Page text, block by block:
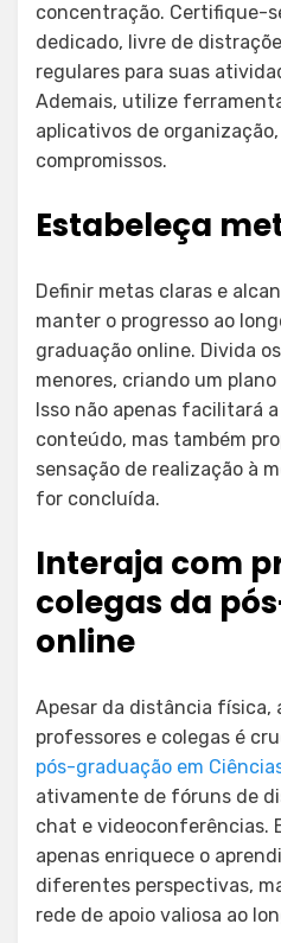
concentração. Certifique-
dedicado, livre de
regulares para suas
Ademais, utilize
aplicativos de
compromissos.
Estabeleça
Definir metas claras e
manter o progresso ao
graduação online. Divida
menores, criando um
Isso não apenas facilitará
conteúdo, mas também
sensação de realização à
for concluída.
Interaja com
colegas da
online
Apesar da distância física,
professores e colegas é
pós-graduação em
ativamente de fóruns de
chat e videoconferências.
apenas enriquece o
diferentes perspectivas,
rede de apoio valiosa ao